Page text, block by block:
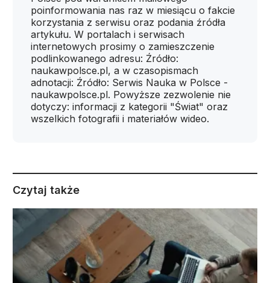
poinformowania nas raz w miesiącu o fakcie
korzystania z serwisu oraz podania źródła
artykułu. W portalach i serwisach
internetowych prosimy o zamieszczenie
podlinkowanego adresu: Źródło:
naukawpolsce.pl, a w czasopismach
adnotacji: Źródło: Serwis Nauka w Polsce -
naukawpolsce.pl. Powyższe zezwolenie nie
dotyczy: informacji z kategorii "Świat" oraz
wszelkich fotografii i materiałów wideo.
Czytaj także